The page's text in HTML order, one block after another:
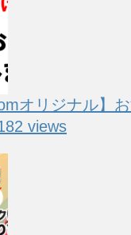
オリジナル】
views